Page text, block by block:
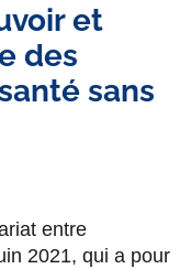
et
des
sans
entre
2021, qui a pour